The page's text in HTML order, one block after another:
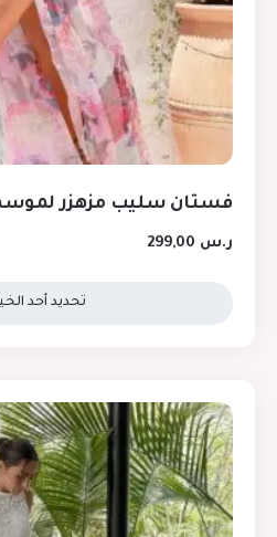
فستان سليب مزهزر
ر.س
تحديد أحد